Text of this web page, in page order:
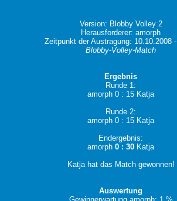
Version: Blobby Volley 2
Herausforderer: amorph
Zeitpunkt der Austragung: 10.10.2008
Blobby-Volley-Match
Ergebnis
Runde 1:
amorph 0 : 15 Katja
Runde 2:
amorph 0 : 15 Katja
Endergebnis:
amorph0 : 30 Katja
Katja hat das Match gewonnen!
Auswertung